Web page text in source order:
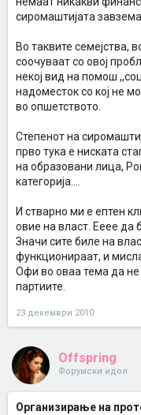
сиромаштијата
Во таквите семејства,
соочуваат со овој
некој вид на помош
надоместок со кој не
во опшетството.
Степенот на
прво тука е ниската
на образовани лица,
категорија....
И стварно ми е ептен
овие на власт. Ееее да
Значи сите биле на
функционираат, и
Офи во оваа тема да не
партиите.
23 декември 2010
Offspring
Форумски идол
Организирање на